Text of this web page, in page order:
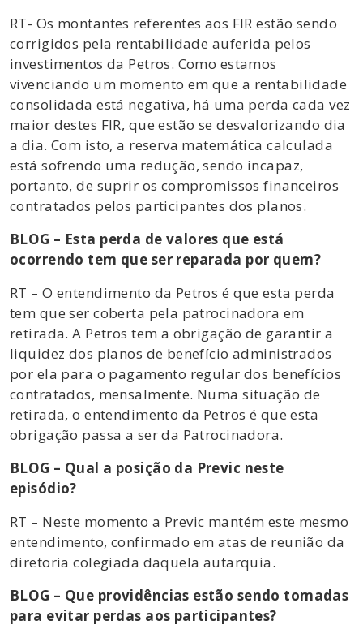
RT- Os montantes referentes aos FIR estão sendo
corrigidos pela rentabilidade auferida pelos
investimentos da Petros. Como estamos
vivenciando um momento em que a rentabilidade
consolidada está negativa, há uma perda cada vez
maior destes FIR, que estão se desvalorizando dia
a dia. Com isto, a reserva matemática calculada
está sofrendo uma redução, sendo incapaz,
portanto, de suprir os compromissos financeiros
contratados pelos participantes dos planos.
BLOG – Esta perda de valores que está
ocorrendo tem que ser reparada por quem?
RT – O entendimento da Petros é que esta perda
tem que ser coberta pela patrocinadora em
retirada. A Petros tem a obrigação de garantir a
liquidez dos planos de benefício administrados
por ela para o pagamento regular dos benefícios
contratados, mensalmente. Numa situação de
retirada, o entendimento da Petros é que esta
obrigação passa a ser da Patrocinadora.
BLOG – Qual a posição da Previc neste
episódio?
RT – Neste momento a Previc mantém este mesmo
entendimento, confirmado em atas de reunião da
diretoria colegiada daquela autarquia.
BLOG – Que providências estão sendo tomadas
para evitar perdas aos participantes?